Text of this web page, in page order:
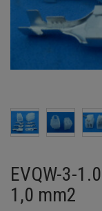
EVQW-3-
1,0 mm2